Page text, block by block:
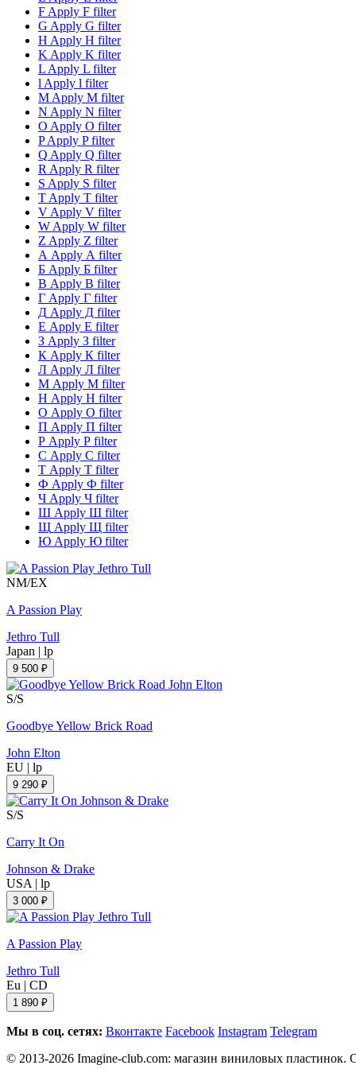
F Apply F filter
G Apply G filter
H Apply H filter
K Apply K filter
L Apply L filter
l Apply l filter
M Apply M filter
N Apply N filter
O Apply O filter
PApply P filter
Q Apply Q filter
R Apply R filter
S Apply S filter
T Apply T filter
V Apply V filter
W Apply W filter
Z Apply Z filter
А Apply А filter
Б Apply Б filter
В Apply В filter
Г Apply Г filter
Д Apply Д filter
Е Apply Е filter
З Apply З filter
К Apply К filter
Л Apply Л filter
М Apply М filter
Н Apply Н filter
О Apply О filter
П Apply П filter
Р Apply Р filter
С Apply С filter
Т Apply Т filter
Ф Apply Ф filter
Ч Apply Ч filter
Ш Apply Ш filter
Щ Apply Щ filter
Ю Apply Ю filter
NM/EX
A Passion Play
Jethro Tull
Japan | lp
9 500 ₽
S/S
Goodbye Yellow Brick Road
John Elton
EU | lp
9 290 ₽
S/S
Carry It On
Johnson & Drake
USA | lp
3 000 ₽
A Passion Play
Jethro Tull
Eu | CD
1 890 ₽
Мы в соц. сетях: Вконтакте Facebook Instagram Telegram
© 2013-2026 Imagine-club.com: магазин виниловых пластинок.